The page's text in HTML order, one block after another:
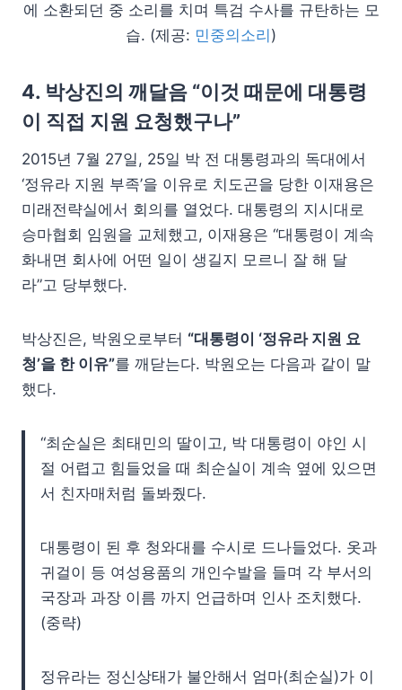
에 소환되던 중 소리를 치며 특검 수사를 규탄하는 모
습. (제공: 민중의소리 )
4. 박상진의 깨달음 “이것 때문에 대통령
이 직접 지원 요청했구나”
2015년 7월 27일, 25일 박 전 대통령과의 독대에서
‘정유라 지원 부족’을 이유로 치도곤을 당한 이재용은
미래전략실에서 회의를 열었다. 대통령의 지시대로
승마협회 임원을 교체했고, 이재용은 “대통령이 계속
화내면 회사에 어떤 일이 생길지 모르니 잘 해 달
라”고 당부했다.
박상진은, 박원오로부터 “대통령이 ‘정유라 지원 요
청’을 한 이유”를 깨닫는다. 박원오는 다음과 같이 말
했다.
“최순실은 최태민의 딸이고, 박 대통령이 야인 시
절 어렵고 힘들었을 때 최순실이 계속 옆에 있으면
서 친자매처럼 돌봐줬다.
대통령이 된 후 청와대를 수시로 드나들었다. 옷과
귀걸이 등 여성용품의 개인수발을 들며 각 부서의
국장과 과장 이름 까지 언급하며 인사 조치했다.
(중략)
정유라는 정신상태가 불안해서 엄마(최순실)가 이